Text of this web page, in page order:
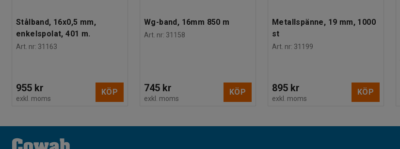
Stålband, 16x0,5 mm,
enkelspolat, 401 m.
Art. nr: 31163
955 kr
exkl. moms
KÖP
Wg-band, 16mm 850 m
Art. nr: 31158
745 kr
exkl. moms
KÖP
Metallspänne, 19 mm, 1000
st
Art. nr: 31199
895 kr
exkl. moms
KÖP